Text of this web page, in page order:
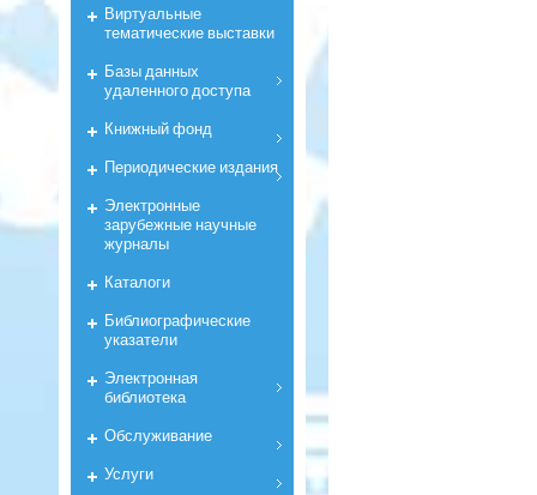
Виртуальные
тематические выставки
Базы данных
удаленного доступа
Книжный фонд
Периодические издания
Электронные
зарубежные научные
журналы
Каталоги
Библиографические
указатели
Электронная
библиотека
Обслуживание
Услуги